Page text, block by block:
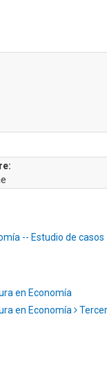
-- Estudio de casos
en Economía
en Economía